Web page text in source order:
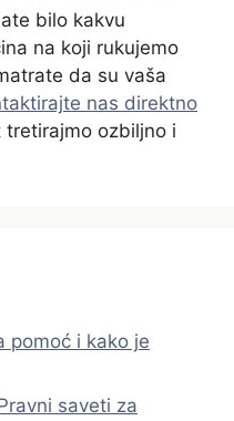
bilo kakvu
na koji rukujemo
da su vaša
nas direktno
tretirajmo ozbiljno i
pomoć i kako je
saveti za